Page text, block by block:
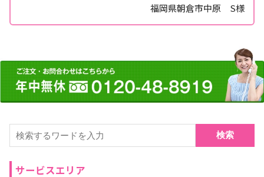
福岡県朝倉市中原 S様
検索
サービスエリア